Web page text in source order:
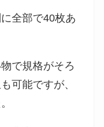
全部で40枚あ
で規格がそろ
可能ですが、